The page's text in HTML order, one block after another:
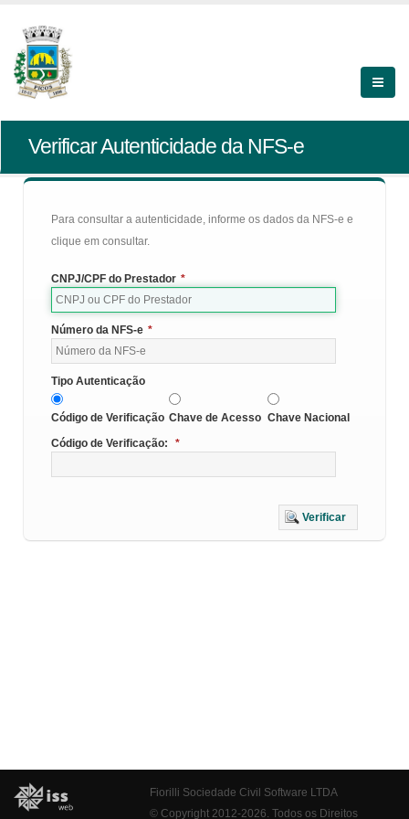
Verificar Autenticidade da NFS-e
Para consultar a autenticidade, informe os dados da NFS-e e
clique em consultar.
CNPJ/CPF do Prestador *
Número da NFS-e *
Tipo Autenticação
Código de Verificação Chave de Acesso Chave Nacional
Código de Verificação:
*
Verificar
Fiorilli Sociedade Civil Software LTDA
© Copyright 2012-2026. Todos os Direitos